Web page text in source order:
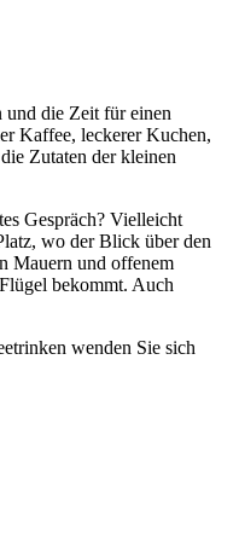
und die Zeit für einen
Kaffee, leckerer Kuchen,
Zutaten der kleinen
Gespräch? Vielleicht
wo der Blick über den
Mauern und offenem
bekommt. Auch
wenden Sie sich